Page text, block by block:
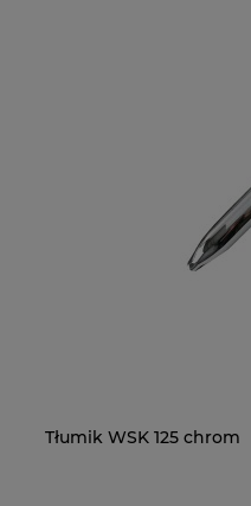
Tłumik WSK 125 chrom